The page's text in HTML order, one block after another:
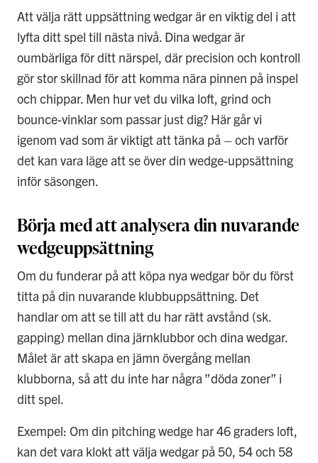
Att välja rätt uppsättning wedgar är en viktig del i att
lyfta ditt spel till nästa nivå. Dina wedgar är
oumbärliga för ditt närspel, där precision och kontroll
gör stor skillnad för att komma nära pinnen på inspel
och chippar. Men hur vet du vilka loft, grind och
bounce-vinklar som passar just dig? Här går vi
igenom vad som är viktigt att tänka på – och varför
det kan vara läge att se över din wedge-uppsättning
inför säsongen.
Börja med att analysera din nuvarande
wedgeuppsättning
Om du funderar på att köpa nya wedgar bör du först
titta på din nuvarande klubbuppsättning. Det
handlar om att se till att du har rätt avstånd (sk.
gapping) mellan dina järnklubbor och dina wedgar.
Målet är att skapa en jämn övergång mellan
klubborna, så att du inte har några ”döda zoner” i
ditt spel.
Exempel: Om din pitching wedge har 46 graders loft,
kan det vara klokt att välja wedgar på 50, 54 och 58